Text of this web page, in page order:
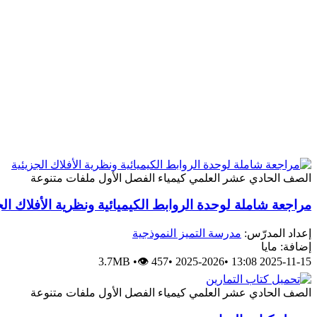
الصف الحادي عشر العلمي كيمياء الفصل الأول ملفات متنوعة
مراجعة شاملة لوحدة الروابط الكيميائية ونظرية الأفلاك
إعداد المدرّس: مدرسة التميز النموذجية
إضافة: مايا
2025-11-15 13:08
•
2025-2026
•
3.7MB •👁 457
الصف الحادي عشر العلمي كيمياء الفصل الأول ملفات متنوعة